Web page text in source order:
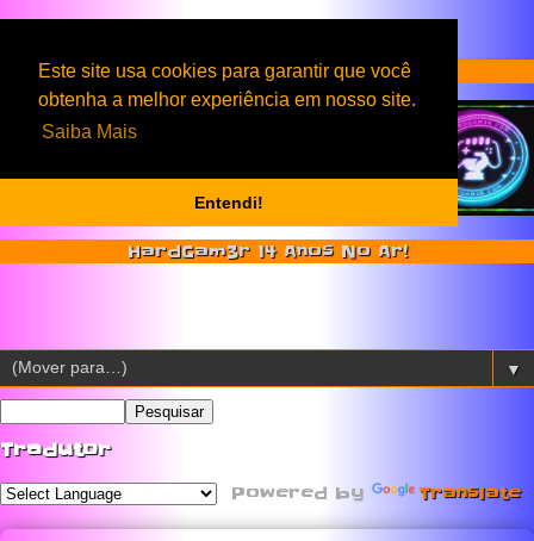
Este site usa cookies para garantir que você
obtenha a melhor experiência em nosso site.
Saiba Mais
Entendi!
Serviços & Produtos HardGam3r
HardGam3r 14 Anos No Ar!
▼
Tradutor
Powered by Translate